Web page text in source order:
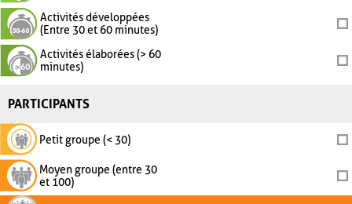
Activités développées
(Entre 30 et 60 minutes)
Activités élaborées (> 60
minutes)
PARTICIPANTS
Petit groupe (< 30)
Moyen groupe (entre 30
et 100)